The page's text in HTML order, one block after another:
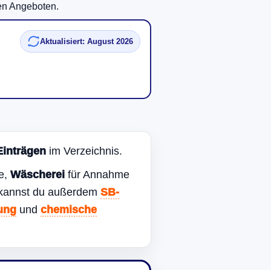
Angeboten.
Aktualisiert: August 2026
im Verzeichnis.
Wäscherei für Annahme
du außerdem SB-
und chemische